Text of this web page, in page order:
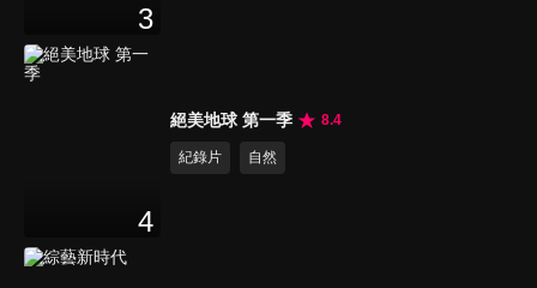
3
4
絕美地球 第一季 8.4
紀錄片 自然